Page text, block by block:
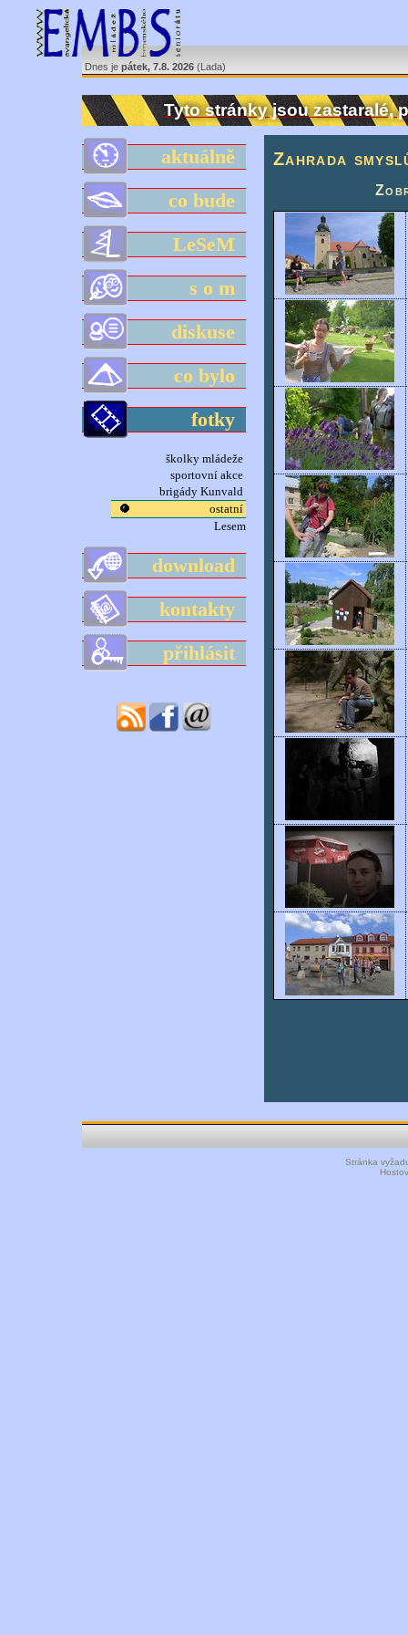
Dnes je pátek, 7.8. 2026 (Lada)
Tyto stránky jsou zastaralé,
aktuálně
co bude
LeSeM
s o m
diskuse
co bylo
fotky
školky mládeže
sportovní akce
brigády Kunvald
ostatní
Lesem
download
kontakty
přihlásit
Zahrada
Stránka